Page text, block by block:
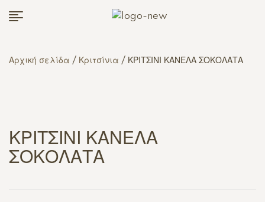
Αρχική σελίδα / Κριτσίνια / ΚΡΙΤΣΙΝΙ ΚΑΝΕΛΑ ΣΟΚΟΛΑΤΑ
ΚΡΙΤΣΙΝΙ ΚΑΝΕΛΑ
ΣΟΚΟΛΑΤΑ